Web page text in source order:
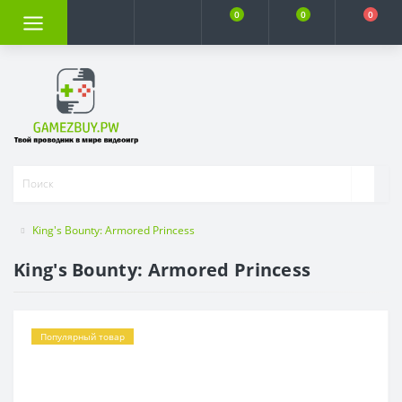
0 0 0
King's Bounty: Armored Princess
King's Bounty: Armored Princess
Популярный товар